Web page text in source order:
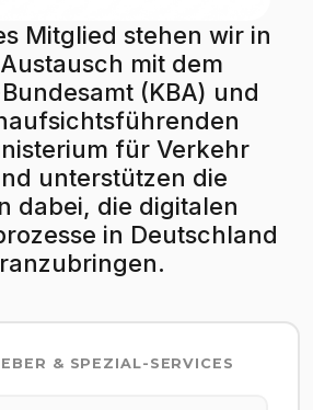
Mitglied stehen wir in
mit dem
(KBA) und
für Verkehr
unterstützen die
dabei, die digitalen
in Deutschland
& SPEZIAL-SERVICES